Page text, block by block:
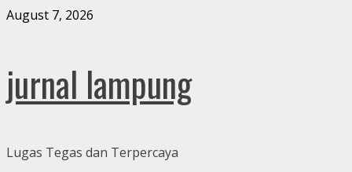
Skip
August 7, 2026
jurnal lampung
Lugas Tegas dan Terpercaya